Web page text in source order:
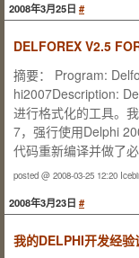
2008年3月25日 #
DELFOREX V2.5
摘要： Program:
hi2007Description:
进行格式化的工具。
7，强行使用Delphi
代码重新编译并做了
posted @ 2008-03-25 12:20
2008年3月23日 #
我的DELPHI开发经验